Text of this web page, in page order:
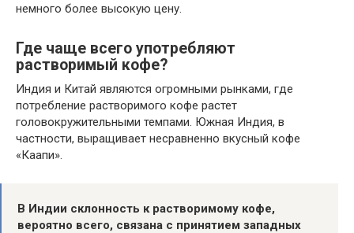
немного более высокую цену.
Где чаще всего употребляют
растворимый кофе?
Индия и Китай являются огромными рынками, где
потребление растворимого кофе растет
головокружительными темпами. Южная Индия, в
частности, выращивает несравненно вкусный кофе
«Каапи».
В Индии склонность к растворимому кофе,
вероятно всего, связана с принятием западных